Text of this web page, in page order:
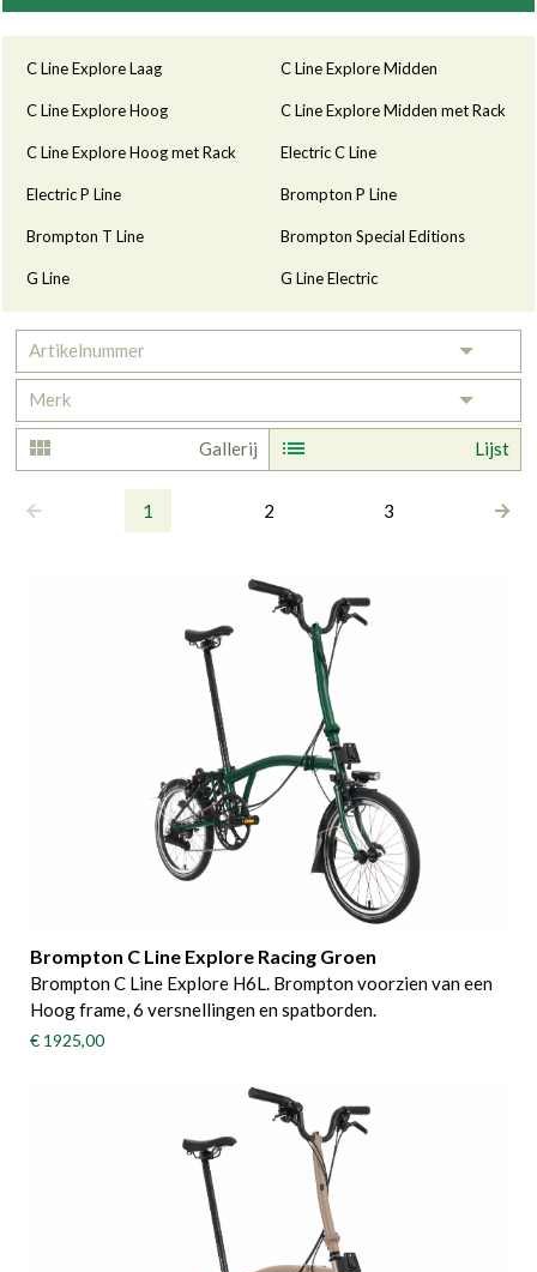
Categorieën
C Line Explore Laag C Line Explore Midden
C Line Explore Hoog C Line Explore Midden met Rack
C Line Explore Hoog met Rack Electric C Line
Electric P Line Brompton P Line
Brompton T Line Brompton Special Editions
G Line G Line Electric
Artikelnummer
Toggle
Merk
Toggle
Gallerij
Lijst
1 2 3
Brompton C Line Explore Racing Groen
Brompton C Line Explore H6L. Brompton voorzien van een
Hoog frame, 6 versnellingen en spatborden.
€ 1925,00